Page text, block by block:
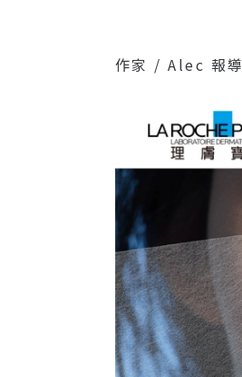
作家 / Alec 報導